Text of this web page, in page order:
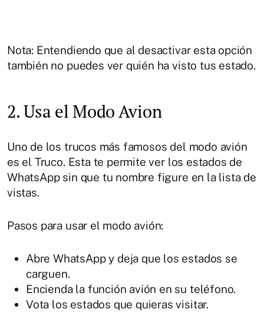
Nota: Entendiendo que al desactivar esta opción
también no puedes ver quién ha visto tus estado.
2. Usa el Modo Avion
Uno de los trucos más famosos del modo avión
es el Truco. Esta te permite ver los estados de
WhatsApp sin que tu nombre figure en la lista de
vistas.
Pasos para usar el modo avión:
Abre WhatsApp y deja que los estados se
carguen.
Encienda la función avión en su teléfono.
Vota los estados que quieras visitar.